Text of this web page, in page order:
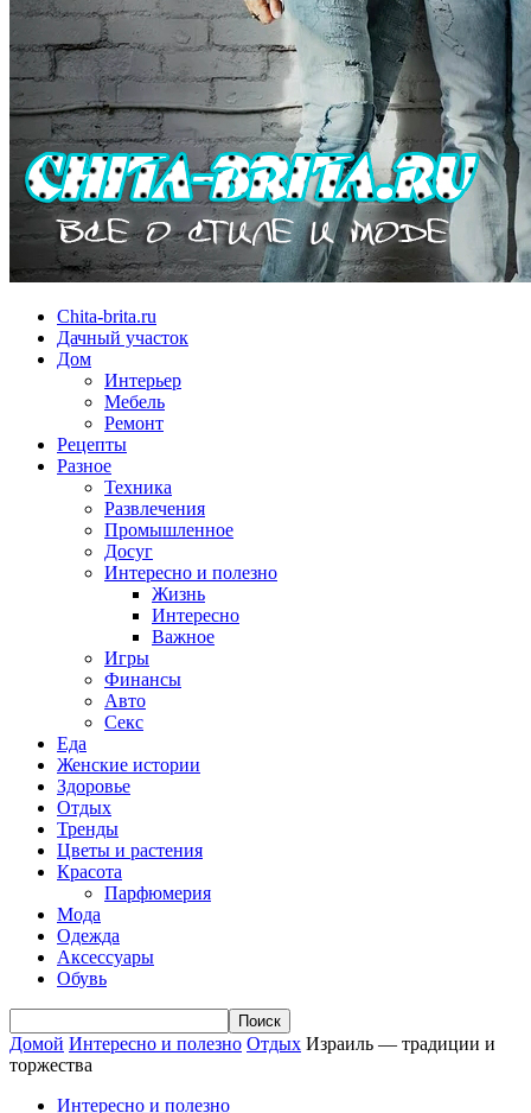
Chita-brita.ru
Дачный участок
Дом
Интерьер
Мебель
Ремонт
Рецепты
Разное
Техника
Развлечения
Промышленное
Досуг
Интересно и полезно
Жизнь
Интересно
Важное
Игры
Финансы
Авто
Секс
Еда
Женские истории
Здоровье
Отдых
Тренды
Цветы и растения
Красота
Парфюмерия
Мода
Одежда
Аксессуары
Обувь
Домой Интересно и полезно Отдых Израиль — традиции и
торжества
Интересно и полезно